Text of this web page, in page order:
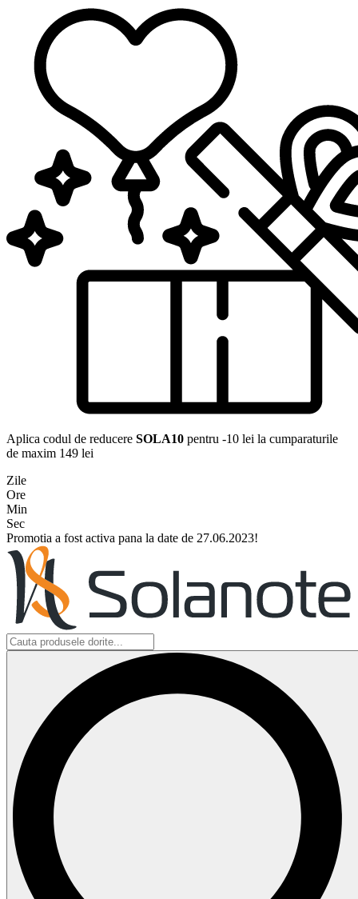
conținut
Aplica codul de reducere SOLA10 pentru -10 lei la cumparaturile
de maxim 149 lei
Zile
Ore
Min
Sec
Promotia a fost activa pana la date de 27.06.2023!
Search
...